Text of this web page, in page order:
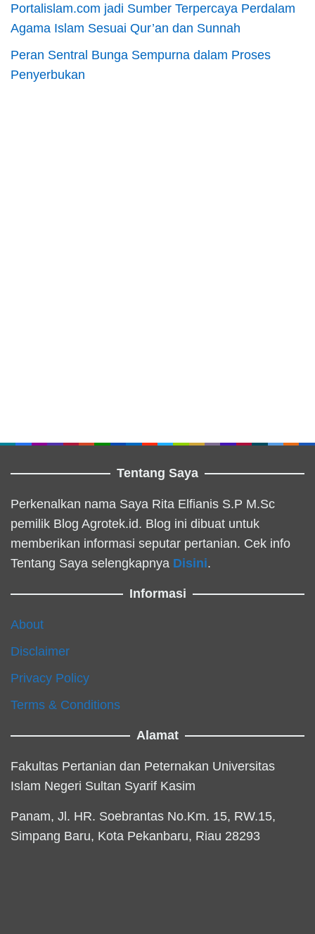
Portalislam.com jadi Sumber Terpercaya Perdalam
Agama Islam Sesuai Qur’an dan Sunnah
Peran Sentral Bunga Sempurna dalam Proses
Penyerbukan
Tentang Saya
Perkenalkan nama Saya Rita Elfianis S.P M.Sc
pemilik Blog Agrotek.id. Blog ini dibuat untuk
memberikan informasi seputar pertanian. Cek info
Tentang Saya selengkapnya Disini.
Informasi
About
Disclaimer
Privacy Policy
Terms & Conditions
Alamat
Fakultas Pertanian dan Peternakan Universitas
Islam Negeri Sultan Syarif Kasim
Panam, Jl. HR. Soebrantas No.Km. 15, RW.15,
Simpang Baru, Kota Pekanbaru, Riau 28293